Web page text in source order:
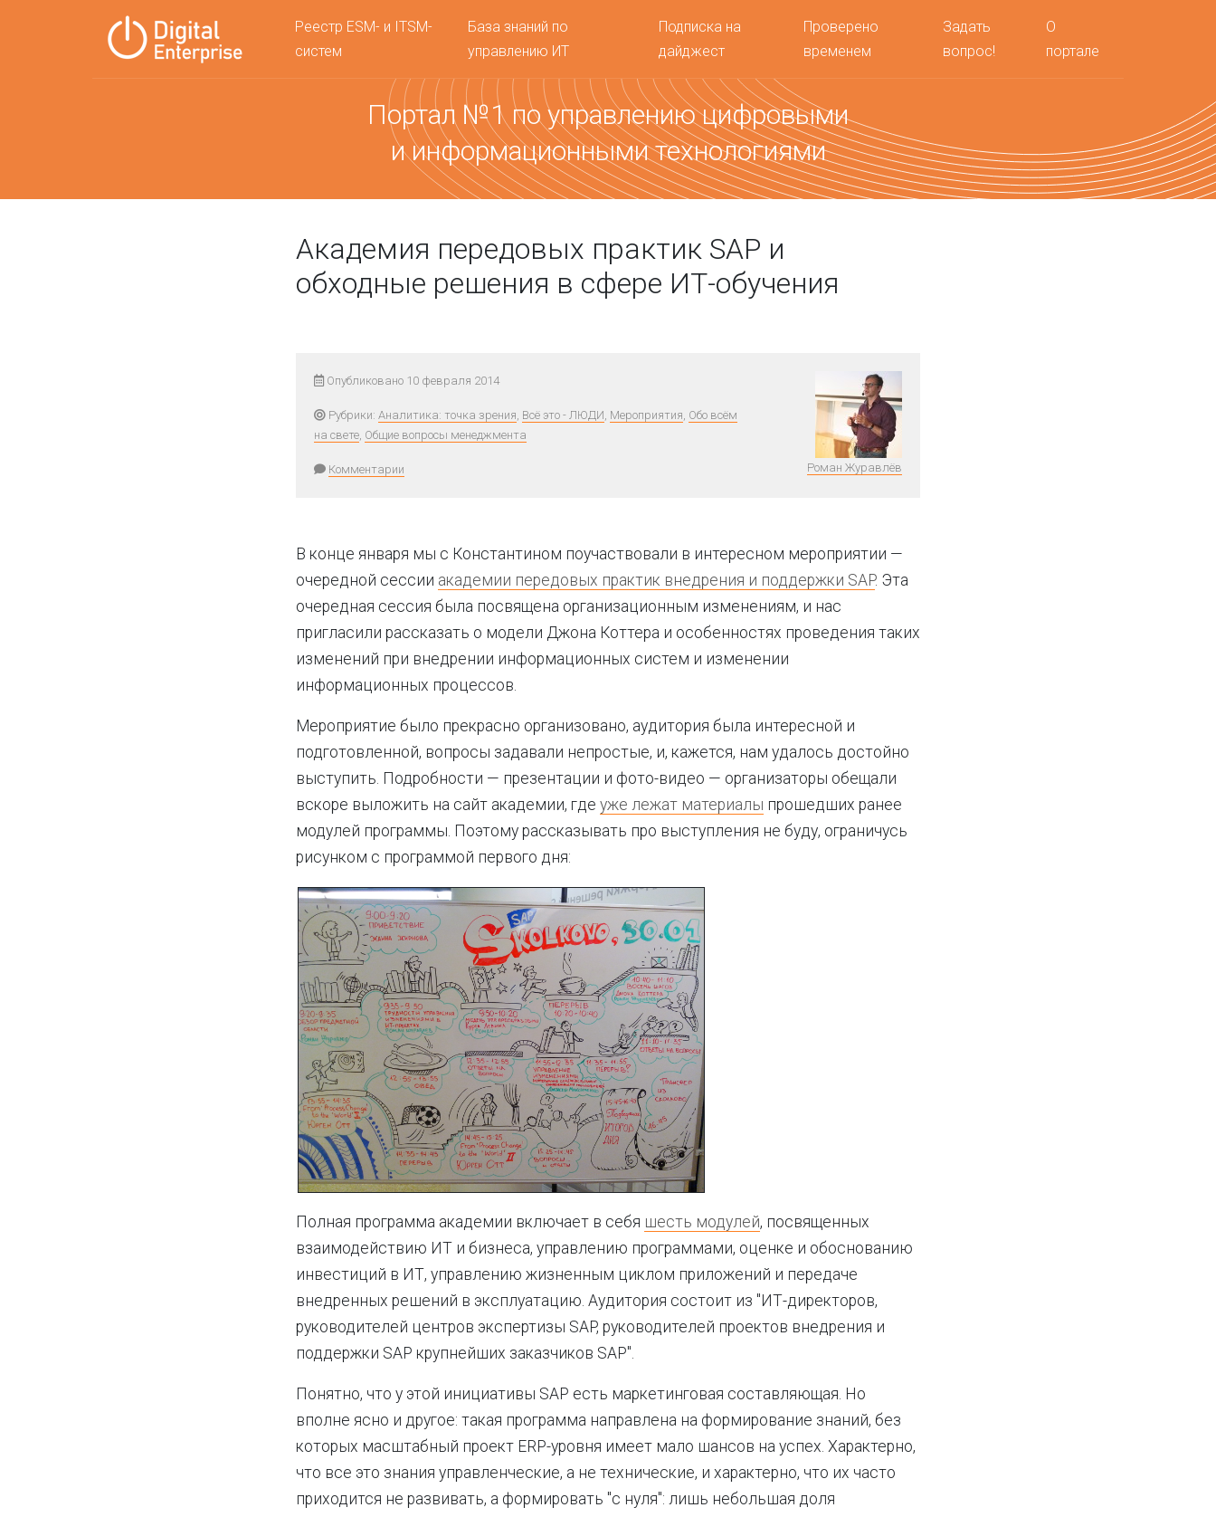
Реестр ESM- и ITSM-
систем
База знаний по
управлению ИТ
Подписка на
дайджест
Проверено
временем
Задать
вопрос!
О
портале
Портал №1 по управлению цифровыми
и информационными технологиями
Академия передовых практик SAP и
обходные решения в сфере ИТ-обучения
Опубликовано 10 февраля 2014
Рубрики: Аналитика: точка зрения, Всё это - ЛЮДИ, Мероприятия, Обо всём
на свете, Общие вопросы менеджмента
Комментарии Роман Журавлёв
В конце января мы с Константином поучаствовали в интересном мероприятии —
очередной сессии академии передовых практик внедрения и поддержки SAP. Эта
очередная сессия была посвящена организационным изменениям, и нас
пригласили рассказать о модели Джона Коттера и особенностях проведения таких
изменений при внедрении информационных систем и изменении
информационных процессов.
Мероприятие было прекрасно организовано, аудитория была интересной и
подготовленной, вопросы задавали непростые, и, кажется, нам удалось достойно
выступить. Подробности — презентации и фото-видео — организаторы обещали
вскоре выложить на сайт академии, где уже лежат материалы прошедших ранее
модулей программы. Поэтому рассказывать про выступления не буду, ограничусь
рисунком с программой первого дня:
Полная программа академии включает в себя шесть модулей, посвященных
взаимодействию ИТ и бизнеса, управлению программами, оценке и обоснованию
инвестиций в ИТ, управлению жизненным циклом приложений и передаче
внедренных решений в эксплуатацию. Аудитория состоит из "ИТ-директоров,
руководителей центров экспертизы SAP, руководителей проектов внедрения и
поддержки SAP крупнейших заказчиков SAP".
Понятно, что у этой инициативы SAP есть маркетинговая составляющая. Но
вполне ясно и другое: такая программа направлена на формирование знаний, без
которых масштабный проект ERP-уровня имеет мало шансов на успех. Характерно,
что все это знания управленческие, а не технические, и характерно, что их часто
приходится не развивать, а формировать "с нуля": лишь небольшая доля